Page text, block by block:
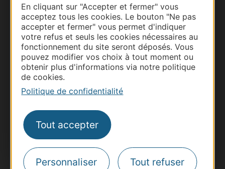
En cliquant sur "Accepter et fermer" vous
acceptez tous les cookies. Le bouton "Ne pas
accepter et fermer" vous permet d'indiquer
votre refus et seuls les cookies nécessaires au
fonctionnement du site seront déposés. Vous
pouvez modifier vos choix à tout moment ou
obtenir plus d'informations via notre politique
de cookies.
Politique de confidentialité
Tout accepter
Personnaliser Tout refuser
Thermalisme
Business/Mice
Pros d'Occitanie
Site presse et d'influence
Voyagistes
Inscrivez-vous à la lettre d'information
Destination Occitanie pour recevoir des
Je m'abonne